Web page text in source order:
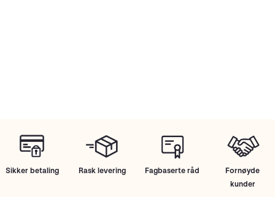
Sikker betaling Rask levering Fagbaserte råd
Fornøyde
kunder